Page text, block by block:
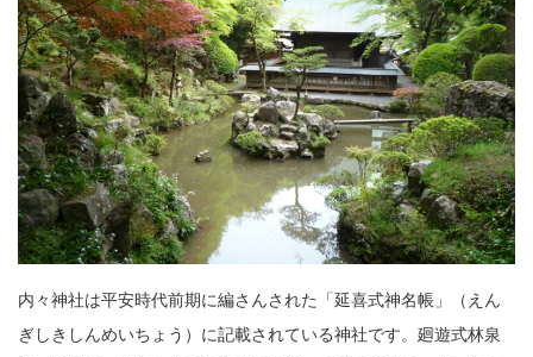
内々神社は平安時代前期に編さんされた「延喜式神名帳」（えん
ぎしきしんめいちょう）に記載されている神社です。廻遊式林泉